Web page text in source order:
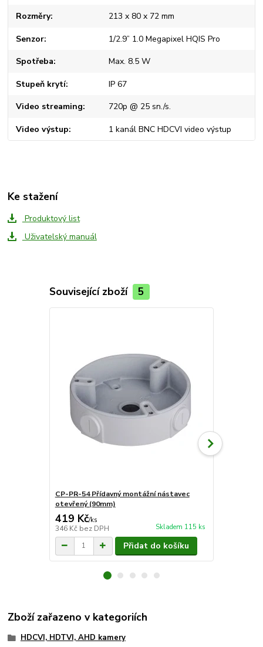
Rozměry 213 x 80 x 72 mm
Senzor 1/2.9” 1.0 Megapixel HQIS Pro
Spotřeba Max. 8.5 W
Stupeň krytí IP 67
Video streaming 720p @ 25 sn./s.
Video výstup 1 kanál BNC HDCVI video výstup
Ke stažení
Produktový list
Uživatelský manuál
Související zboží 5
CP-PR-54 Přídavný montážní nástavec
otevřený (90mm)
419 Kč/ks
346 Kč bez DPH Skladem 115 ks
Přidat do košíku
Zboží zařazeno v kategoriích
HDCVI, HDTVI, AHD kamery